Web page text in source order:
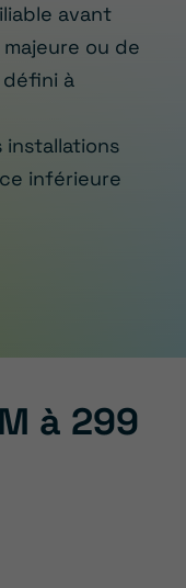
avant
ou de
à
installations
inférieure
à 299